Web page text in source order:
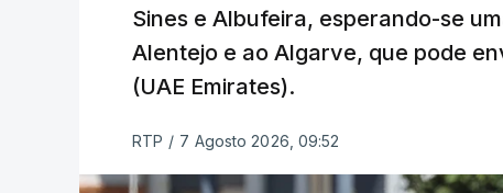
Sines e Albufeira, esperando-se
Alentejo e ao Algarve, que pode
(UAE Emirates).
RTP / 7 Agosto 2026, 09:52